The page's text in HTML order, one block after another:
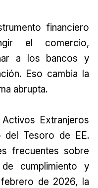
financiero
el comercio,
a los bancos y
Eso cambia la
abrupta.
Extranjeros
del Tesoro de EE.
frecuentes sobre
cumplimiento y
de 2026, la